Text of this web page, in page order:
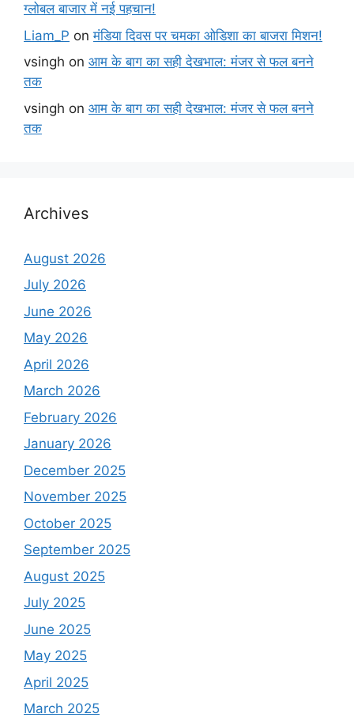
ग्लोबल बाजार में नई पहचान!
Liam_P onमंडिया दिवस पर चमका ओडिशा का बाजरा मिशन!
vsingh on आम के बाग का सही देखभाल: मंजर से फल बनने
तक
vsingh on आम के बाग का सही देखभाल: मंजर से फल बनने
तक
Archives
August 2026
July 2026
June 2026
May 2026
April 2026
March 2026
February 2026
January 2026
December 2025
November 2025
October 2025
September 2025
August 2025
July 2025
June 2025
May 2025
April 2025
March 2025